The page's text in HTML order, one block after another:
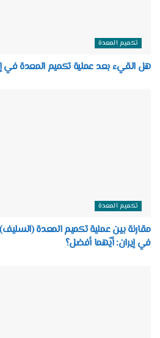
تكميم المعدة
هل القيء بعد عملية تكميم المعدة في
تكميم المعدة
مقارنة بين عملية تكميم المعدة
في إيران: أيّهما أفضل؟